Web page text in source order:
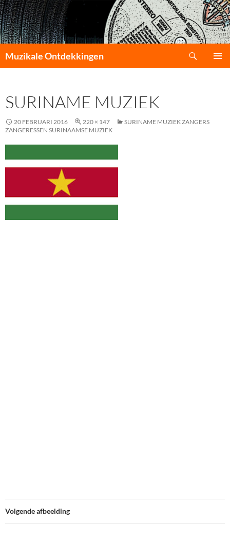
Muzikale Ontdekkingen
INHOUD
SURINAME MUZIEK
20 FEBRUARI 2016 220 × 147
SURINAME MUZIEK ZANGERS
ZANGERESSEN SURINAAMSE MUZIEK
Volgende afbeelding